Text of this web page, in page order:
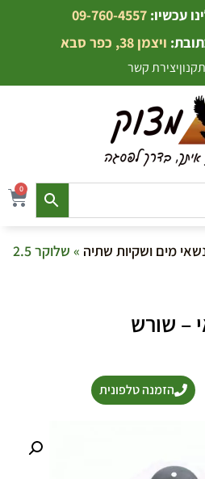
עכשיו: 09-760-4557
ויצמן 38, כפר סבא
תקנוןיצירת קשר
0
מים ושקיות שתיה
» שלוקר 2.5
הזמנה טלפונית